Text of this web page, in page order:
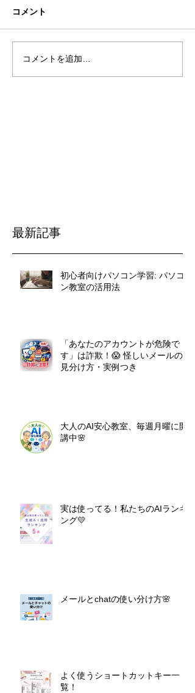
コメント
コメントを追加…
最新記事
初心者向けパソコン学習: パソコ
ン教室の活用法
「あなたのアカウントが危険で
す」は詐欺！😱 怪しいメールの
見分け方・実例つき
大人のAI安心教室、毎週月曜に開
講中🌸
実は使ってる！私たちのAIランキ
ング💛
メールとchatの使い分け方🌸
よく使うショートカットキー一
覧！